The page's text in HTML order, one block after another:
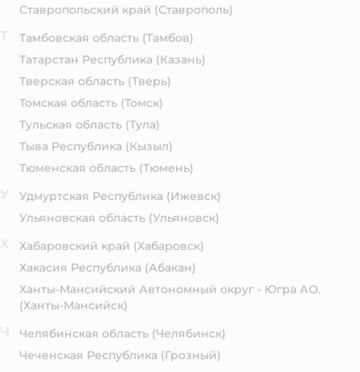
Ставропольский край (Ставрополь)
Тамбовская область (Тамбов)
Татарстан Республика (Казань)
Тверская область (Тверь)
Томская область (Томск)
Тульская область (Тула)
Тыва Республика (Кызыл)
Тюменская область (Тюмень)
Удмуртская Республика (Ижевск)
Ульяновская область (Ульяновск)
Хабаровский край (Хабаровск)
Хакасия Республика (Абакан)
Ханты-Мансийский Автономный округ - Югра АО.
(Ханты-Мансийск)
Челябинская область (Челябинск)
Чеченская Республика (Грозный)